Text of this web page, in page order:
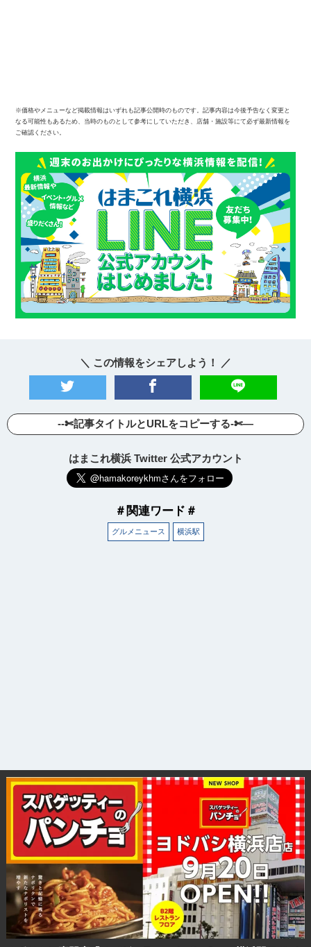
※価格やメニューなど掲載情報はいずれも記事公開時のものです。記事内容は今後予告なく変更と
なる可能性もあるため、当時のものとして参考にしていただき、店舗・施設等にて必ず最新情報を
ご確認ください。
＼ この情報をシェアしよう！ ／
--✄記事タイトルとURLをコピーする-✄—
はまこれ横浜 Twitter 公式アカウント
＃関連ワード＃
グルメニュース 横浜駅